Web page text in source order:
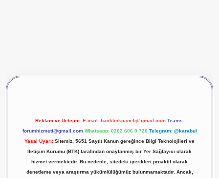
Reklam ve İletişim: E-mail: backlinkpaneli@gmail.com Teams:
forumhizmeti@gmail.com Whatsapp: 0262 606 0 726 Telegram: @karabul
Yasal Uyarı: Sitemiz, 5651 Sayılı Kanun gereğince Bilgi Teknolojileri ve
İletişim Kurumu (BTK) tarafından onaylanmış bir Yer Sağlayıcı olarak
hizmet vermektedir. Bu nedenle, sitedeki içerikleri proaktif olarak
denetleme veya araştırma yükümlülüğümüz bulunmamaktadır. Ancak,